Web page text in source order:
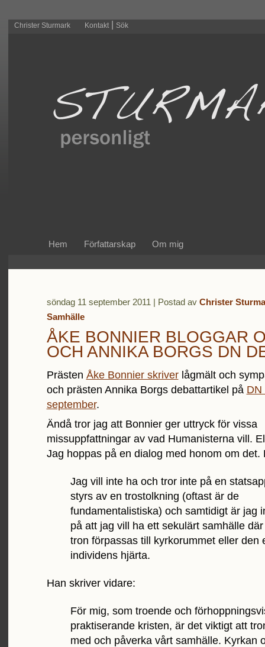
Christer Sturmark Kontakt| Sök
Hem Författarskap Om mig
söndag 11 september 2011 | Postad av Christer
Samhälle
ÅKE BONNIER BLOGGAR
OCH ANNIKA BORGS DN
Prästen Åke Bonnier skriverlågmält och
och prästen Annika Borgs debattartikel på DN
september.
Ändå tror jag att Bonnier ger uttryck för vissa
missuppfattningar av vad Humanisterna vill.
Jag hoppas på en dialog med honom om det.
Jag vill inte ha och tror inte på en
styrs av en trostolkning (oftast är de
fundamentalistiska) och samtidigt är jag
på att jag vill ha ett sekulärt samhälle
tron förpassas till kyrkorummet eller den
individens hjärta.
Han skriver vidare:
För mig, som troende och
praktiserande kristen, är det viktigt att
med och påverka vårt samhälle. Kyrkan